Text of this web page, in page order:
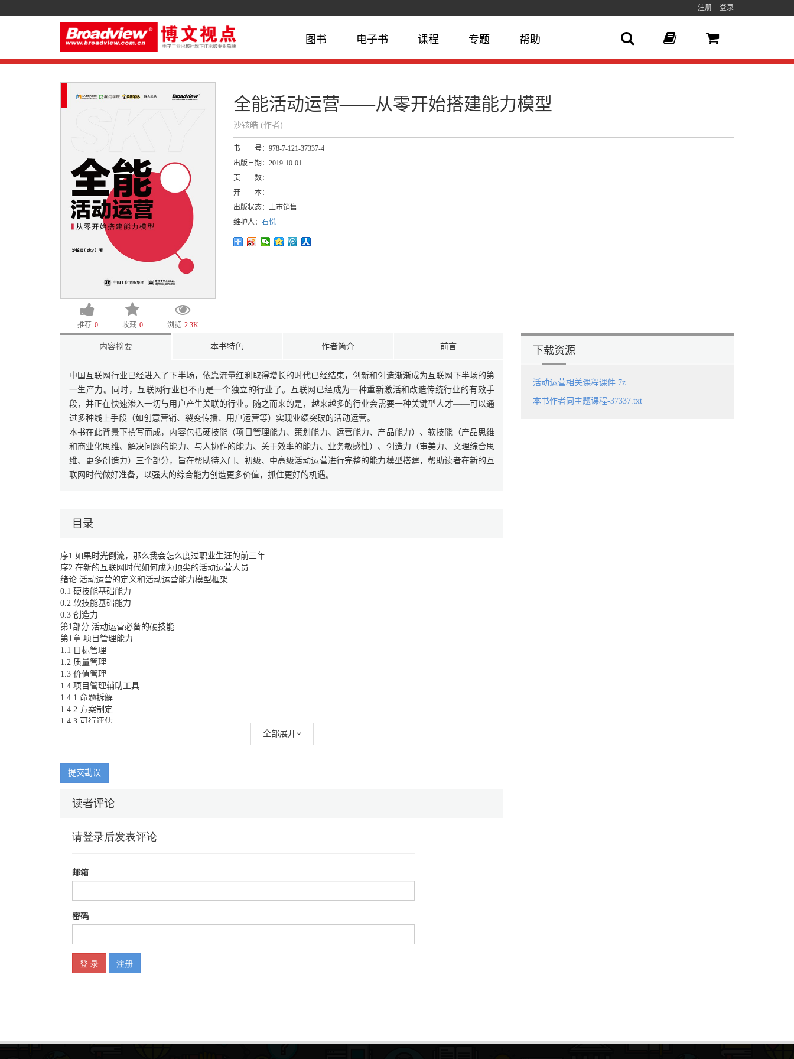
注册 登录
图书 电子书 课程 专题 帮助
推荐 0 收藏 0 浏览 2.3K
全能活动运营——从零开始搭建能力模型
沙铉皓 (作者)
书 号： 978-7-121-37337-4
出版日期： 2019-10-01
页 数：
开 本：
出版状态： 上市销售
维护人： 石悦
内容摘要 本书特色 作者简介 前言
中国互联网行业已经进入了下半场，依靠流量红利取得增长的时代已经结束，创新和创造渐渐成为互联网下半场的第
一生产力。同时，互联网行业也不再是一个独立的行业了。互联网已经成为一种重新激活和改造传统行业的有效手
段，并正在快速渗入一切与用户产生关联的行业。随之而来的是，越来越多的行业会需要一种关键型人才——可以通
过多种线上手段（如创意营销、裂变传播、用户运营等）实现业绩突破的活动运营。
本书在此背景下撰写而成，内容包括硬技能（项目管理能力、策划能力、运营能力、产品能力）、软技能（产品思维
和商业化思维、解决问题的能力、与人协作的能力、关于效率的能力、业务敏感性）、创造力（审美力、文理综合思
维、更多创造力）三个部分，旨在帮助待入门、初级、中高级活动运营进行完整的能力模型搭建，帮助读者在新的互
联网时代做好准备，以强大的综合能力创造更多价值，抓住更好的机遇。
目录
序1 如果时光倒流，那么我会怎么度过职业生涯的前三年
序2 在新的互联网时代如何成为顶尖的活动运营人员
绪论 活动运营的定义和活动运营能力模型框架
0.1 硬技能基础能力
0.2 软技能基础能力
0.3 创造力
第1部分 活动运营必备的硬技能
第1章 项目管理能力
1.1 目标管理
1.2 质量管理
1.3 价值管理
1.4 项目管理辅助工具
1.4.1 命题拆解
1.4.2 方案制定
1.4.3 可行评估
第2章 策划能力
2.3 创意策划能力
3.1 分析和解决问题
3.2.2 常见的数据分析思路（工具）
3.3.1 三种场景的工作
3.3.2 三种类型的工作
3.3.3 三个阶段的工作
3.4.1 常用的营销工具
第4章 产品能力
4.1.5 业务流程（产品功能逻辑）
全部展开
提交勘误
读者评论
下载资源
活动运营相关课程课件.7z
本书作者同主题课程-37337.txt